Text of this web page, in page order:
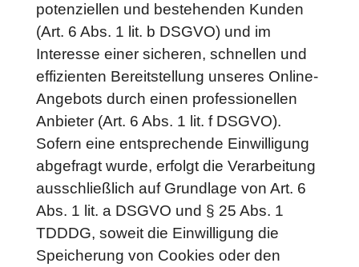
potenziellen und bestehenden Kunden
(Art. 6 Abs. 1 lit. b DSGVO) und im
Interesse einer sicheren, schnellen und
effizienten Bereitstellung unseres Online-
Angebots durch einen professionellen
Anbieter (Art. 6 Abs. 1 lit. f DSGVO).
Sofern eine entsprechende Einwilligung
abgefragt wurde, erfolgt die Verarbeitung
ausschließlich auf Grundlage von Art. 6
Abs. 1 lit. a DSGVO und § 25 Abs. 1
TDDDG, soweit die Einwilligung die
Speicherung von Cookies oder den